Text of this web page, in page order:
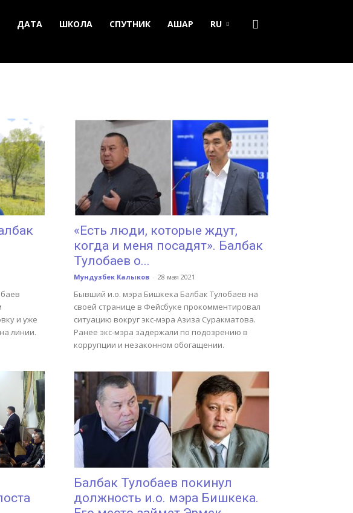
ДАТА ШКОЛА СПУТНИК АШАР RU
и уже
линии.
«Есть люди, которые ждут,
когда и меня посадят». Балбак
Тулобаев о...
Мундузбек Калыков - 28 мая 2021
Бывший и.о. мэра Бишкека Балбак Тулобаев на
своей странице в Фейсбуке прокомментировал
ситуацию вокруг экс-мэра Азиза Суракматова.
Ранее экс-мэра задержали по подозрению в
коррупции и незаконном обогащении.
Балбак Тулобаев покинул
должность и.о. мэра Бишкека.